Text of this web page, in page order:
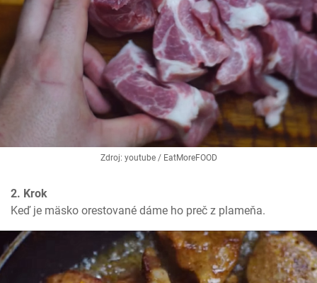
Zdroj: youtube / EatMoreFOOD
2. Krok
Keď je mäsko orestované dáme ho preč z plameňa.